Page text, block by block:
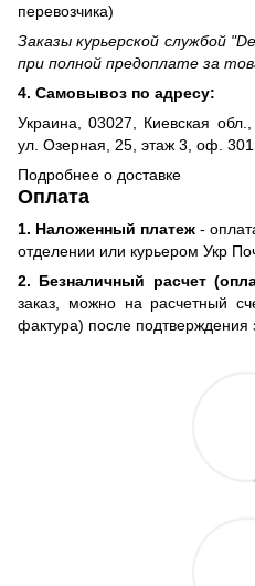
перевозчика)
Заказы курьерской службой
при полной предоплате за
4. Самовывоз по адресу:
Украина, 03027, Киевская
ул. Озерная, 25, этаж 3, оф. 301.
Подробнее о доставке
Оплата
1. Наложенный платеж -
отделении или курьером Укр
2. Безналичный расчет
заказ, можно на расчетный
фактура) после подтверждения